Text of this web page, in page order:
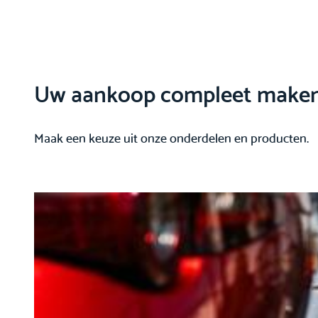
Uw aankoop compleet
Maak een keuze uit onze onderdelen en producten.